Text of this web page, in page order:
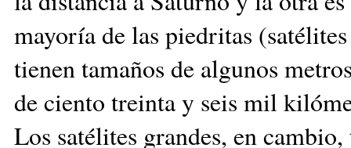
mayoría de las piedritas
tienen tamaños de algunos
de ciento treinta y seis mil
Los satélites grandes, en